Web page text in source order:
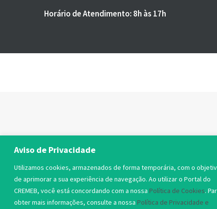
Aviso de Privacidade
Utilizamos cookies, armazenados de forma temporária, com o
de aprimorar a sua experiência de navegação. Ao utilizar o Portal do
CREMEB, você está concordando com a nossa Política de Cookies.
obter mais informações, consulte a nossa Política de Privacidade e
Horário de Atendimento: 8h às 17h